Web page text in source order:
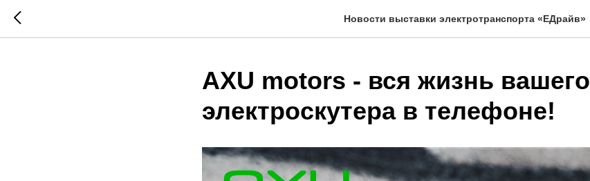
Новости выставки электротранспорта «ЕДрайв»
AXU motors - вся жизнь вашего
электроскутера в телефоне!